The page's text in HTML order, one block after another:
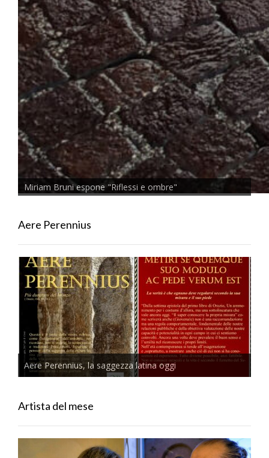
Miriam Bruni espone "Riflessi e ombre"
Aere Perennius
Aere Perennius, la saggezza latina oggi
Artista del mese